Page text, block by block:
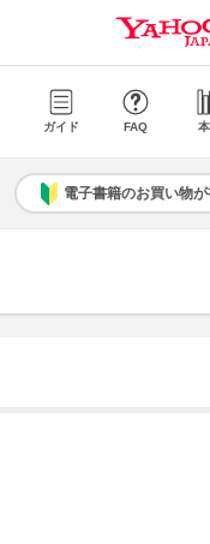
ガイド FAQ
電子書籍のお買い物